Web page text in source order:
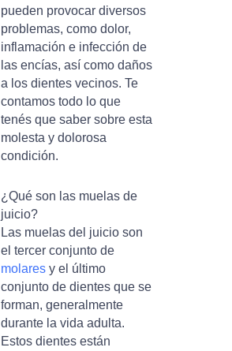
pueden provocar diversos
problemas, como dolor,
inflamación e infección de
las encías, así como daños
a los dientes vecinos. Te
contamos todo lo que
tenés que saber sobre esta
molesta y dolorosa
condición.
¿Qué son las muelas de
juicio?
Las muelas del juicio son
el tercer conjunto de
molares y el último
conjunto de dientes que se
forman, generalmente
durante la vida adulta.
Estos dientes están